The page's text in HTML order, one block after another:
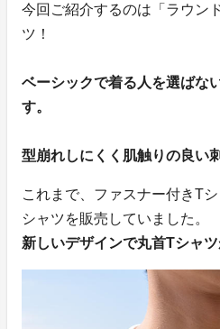
今回ご紹介するのは「ラウン
ツ！
ベーシックで着る人を選ばな
す。
型崩れしにくく肌触りの良い
これまで、ファスナー付きT
シャツを販売していました。
新しいデザインで丸首Tシャツ